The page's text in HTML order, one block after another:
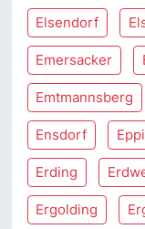
Elsendorf
Emersacker
Emtmannsberg
Ensdorf
Erding
Ergolding